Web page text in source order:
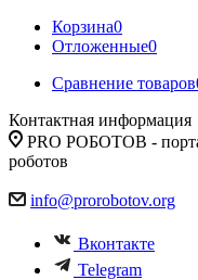
Корзина0
Отложенные0
Сравнение товаров
Контактная информация
PRO РОБОТОВ -
роботов
info@prorobotov.org
Вконтакте
Telegram